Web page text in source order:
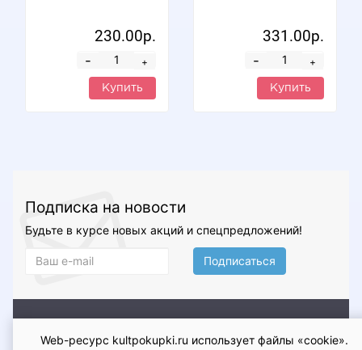
230.00р.
+
-
Купить
331.00р.
+
-
Купить
Подписка на новости
Будьте в курсе новых акций и спецпредложений!
Подписаться
обмена
Гарантия Контакты Оферта Политика
Web-ресурс kultpokupki.ru использует файлы «cookie».